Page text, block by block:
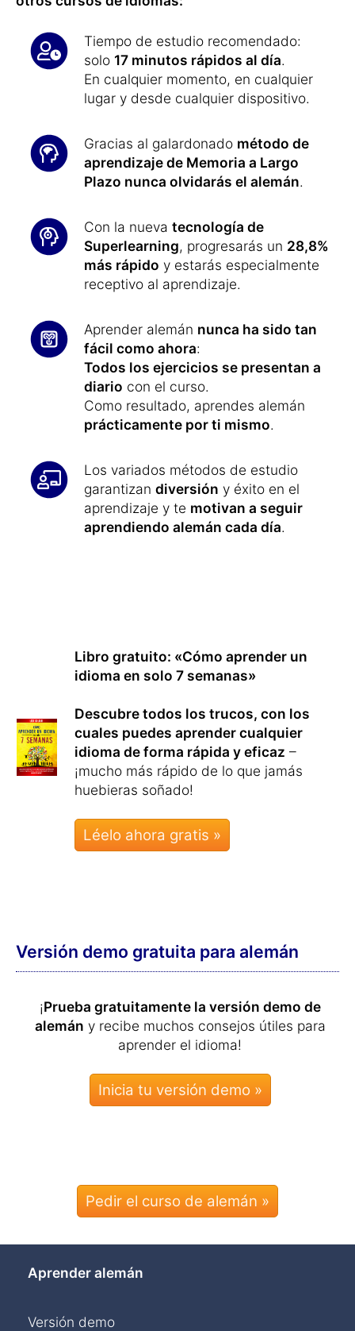
Tiempo de estudio recomendado:
solo 17 minutos rápidos al día.
En cualquier momento, en cualquier
lugar y desde cualquier dispositivo.
Gracias al galardonado método de
aprendizaje de Memoria a Largo
Plazo nunca olvidarás el alemán.
Con la nueva tecnología de
Superlearning, progresarás un 28,8%
más rápido y estarás especialmente
receptivo al aprendizaje.
Aprender alemán nunca ha sido tan
fácil como ahora:
Todos los ejercicios se presentan a
diario con el curso.
Como resultado, aprendes alemán
prácticamente por ti mismo.
Los variados métodos de estudio
garantizan diversión y éxito en el
aprendizaje y te motivan a seguir
aprendiendo alemán cada día.
Libro gratuito: «Cómo aprender un
idioma en solo 7 semanas»
Descubre todos los trucos, con los
cuales puedes aprender cualquier
idioma de forma rápida y eficaz –
¡mucho más rápido de lo que jamás
huebieras soñado!
Léelo ahora gratis »
Versión demo gratuita para alemán
¡Prueba gratuitamente la versión demo de
alemán y recibe muchos consejos útiles para
aprender el idioma!
Pedir el curso de alemán »
Aprender alemán
Versión demo